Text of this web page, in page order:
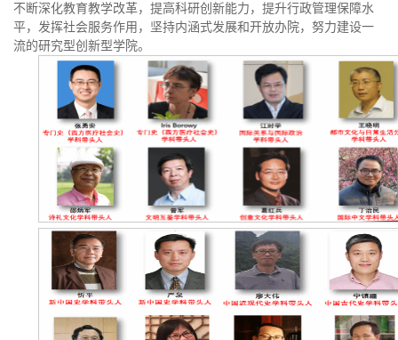
不断深化教育教学改革，提高科研创新能力，提升行政管理保障水
平，发挥社会服务作用，坚持内涵式发展和开放办院，努力建设一
流的研究型创新型学院。